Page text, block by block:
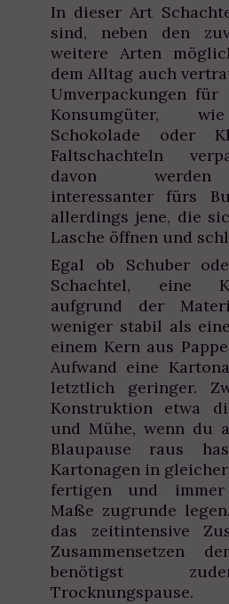
In dieser Art
sind, neben den
weitere Arten
dem Alltag auch
Umverpackungen
Konsumgüter,
Schokolade oder
Faltschachteln
davon werden
interessanter fürs
allerdings jene, die
Lasche öffnen und
Egal ob Schuber
Schachtel, eine
aufgrund der
weniger stabil als
einem Kern aus
Aufwand eine
letztlich geringer.
Konstruktion etwa
und Mühe, wenn du
Blaupause raus
Kartonagen in
fertigen und
Maße zugrunde
das zeitintensive
Zusammensetzen
benötigst
Trocknungspause.